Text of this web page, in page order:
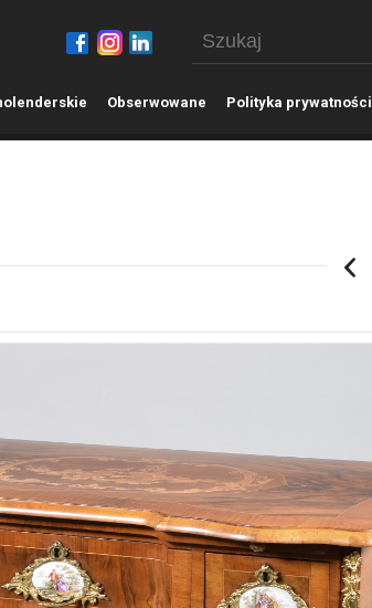
Obserwowane Polityka prywatności